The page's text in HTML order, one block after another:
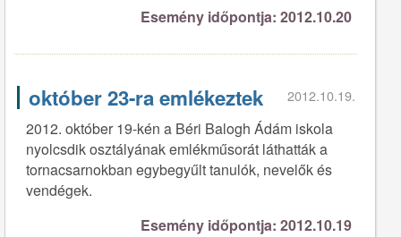
Esemény időpontja: 2012.10.20
október 23-ra emlékeztek 2012.10.19.
2012. október 19-kén a Béri Balogh Ádám iskola
nyolcsdik osztályának emlékműsorát láthatták a
tornacsarnokban egybegyűlt tanulók, nevelők és
vendégek.
Esemény időpontja: 2012.10.19